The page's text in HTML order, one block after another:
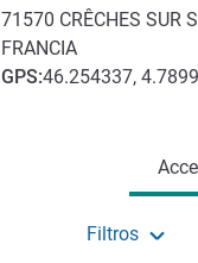
71570 CRÊCHES SUR
FRANCIA
GPS:46.254337,
Filtros